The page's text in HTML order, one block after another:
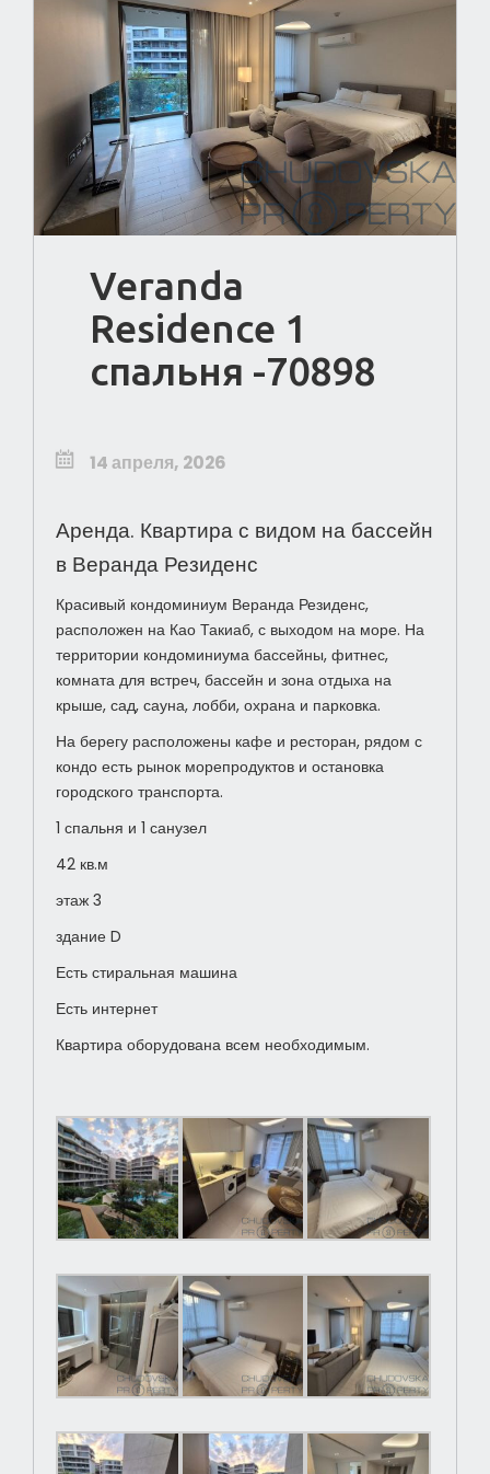
Veranda
Residence 1
спальня -70898
14 апреля, 2026
Аренда. Квартира с видом на бассейн
в Веранда Резиденс
Красивый кондоминиум Веранда Резиденс,
расположен на Као Такиаб, с выходом на море. На
территории кондоминиума бассейны, фитнес,
комната для встреч, бассейн и зона отдыха на
крыше, сад, сауна, лобби, охрана и парковка.
На берегу расположены кафе и ресторан, рядом с
кондо есть рынок морепродуктов и остановка
городского транспорта.
1 спальня и 1 санузел
42 кв.м
этаж 3
здание D
Есть стиральная машина
Есть интернет
Квартира оборудована всем необходимым.